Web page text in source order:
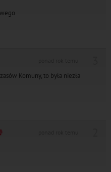
Komuny, to była niezła